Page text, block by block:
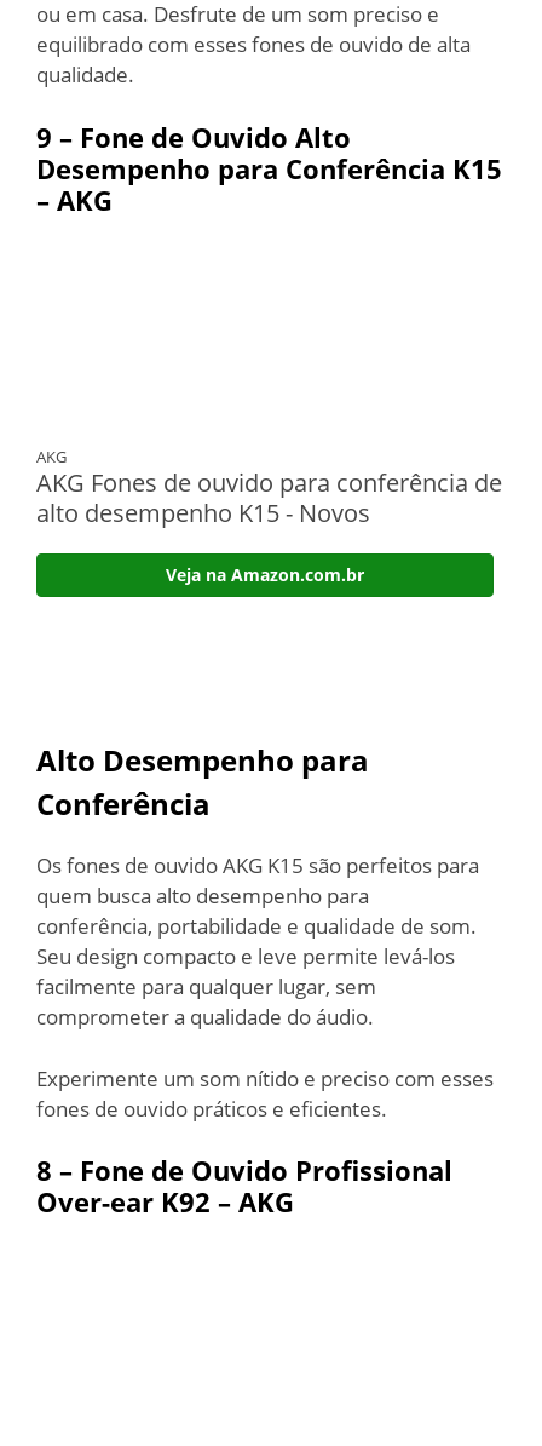
ou em casa. Desfrute de um som preciso e
equilibrado com esses fones de ouvido de alta
qualidade.
9 – Fone de Ouvido Alto
Desempenho para Conferência K15
– AKG
AKG
AKG Fones de ouvido para conferência de
alto desempenho K15 - Novos
Veja na Amazon.com.br
Alto Desempenho para
Conferência
Os fones de ouvido AKG K15 são perfeitos para
quem busca alto desempenho para
conferência, portabilidade e qualidade de som.
Seu design compacto e leve permite levá-los
facilmente para qualquer lugar, sem
comprometer a qualidade do áudio.
Experimente um som nítido e preciso com esses
fones de ouvido práticos e eficientes.
8 – Fone de Ouvido Profissional
Over-ear K92 – AKG